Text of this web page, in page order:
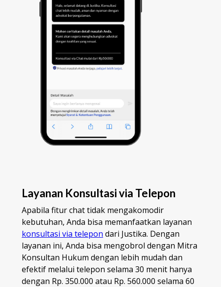
Layanan Konsultasi via Telepon
Apabila fitur chat tidak mengakomodir
kebutuhan, Anda bisa memanfaatkan layanan
konsultasi via telepon dari Justika. Dengan
layanan ini, Anda bisa mengobrol dengan Mitra
Konsultan Hukum dengan lebih mudah dan
efektif melalui telepon selama 30 menit hanya
dengan Rp. 350.000 atau Rp. 560.000 selama 60